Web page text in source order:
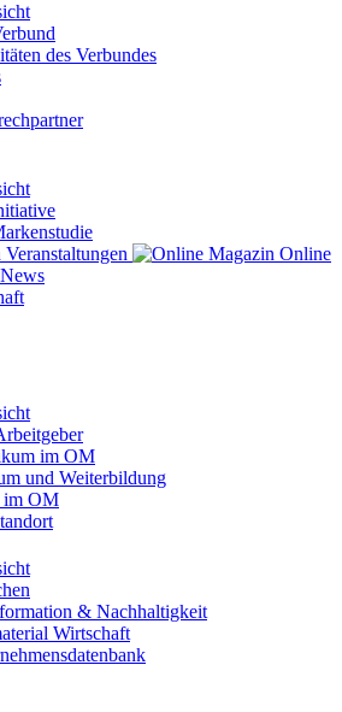
des Verbundes
Veranstaltungen
Online
News
im OM
und Weiterbildung
im OM
& Nachhaltigkeit
Wirtschaft